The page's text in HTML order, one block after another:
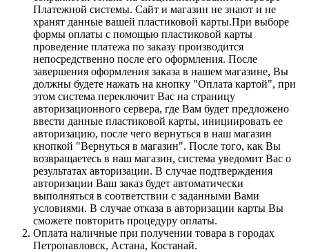
Платежной системы. Сайт и магазин не знают и не
хранят данные вашей пластиковой карты.При выборе
формы оплаты с помощью пластиковой карты
проведение платежа по заказу производится
непосредственно после его оформления. После
завершения оформления заказа в нашем магазине, Вы
должны будете нажать на кнопку "Оплата картой", при
этом система переключит Вас на страницу
авторизационного сервера, где Вам будет предложено
ввести данные пластиковой карты, инициировать ее
авторизацию, после чего вернуться в наш магазин
кнопкой "Вернуться в магазин". После того, как Вы
возвращаетесь в наш магазин, система уведомит Вас о
результатах авторизации. В случае подтверждения
авторизации Ваш заказ будет автоматически
выполняться в соответствии с заданными Вами
условиями. В случае отказа в авторизации карты Вы
сможете повторить процедуру оплаты.
Оплата наличные при получении товара в городах
Петропавловск, Астана, Костанай.